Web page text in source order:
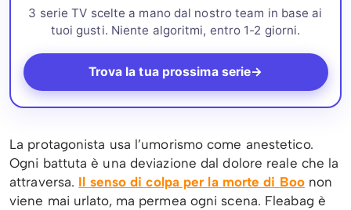
3 serie TV scelte a mano dal nostro team in base ai
tuoi gusti. Niente algoritmi, entro 1-2 giorni.
Trova la tua prossima serie→
La protagonista usa l’umorismo come anestetico.
Ogni battuta è una deviazione dal dolore reale che la
attraversa. Il senso di colpa per la morte di Boonon
viene mai urlato, ma permea ogni scena. Fleabag è